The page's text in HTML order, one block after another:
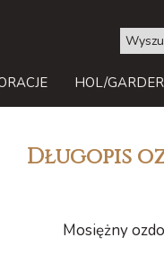
HOL/
Długopis
Mosiężny